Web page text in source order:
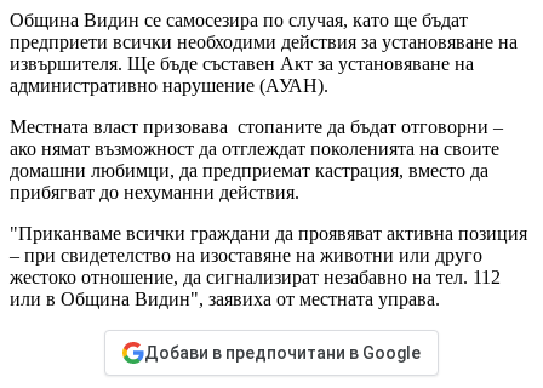
Община Видин се самосезира по случая, като ще бъдат
предприети всички необходими действия за установяване на
извършителя. Ще бъде съставен Акт за установяване на
административно нарушение (АУАН).
Местната власт призовава стопаните да бъдат отговорни –
ако нямат възможност да отглеждат поколенията на своите
домашни любимци, да предприемат кастрация, вместо да
прибягват до нехуманни действия.
"Приканваме всички граждани да проявяват активна позиция
– при свидетелство на изоставяне на животни или друго
жестоко отношение, да сигнализират незабавно на тел. 112
или в Община Видин", заявиха от местната управа.
Добави в предпочитани в Google